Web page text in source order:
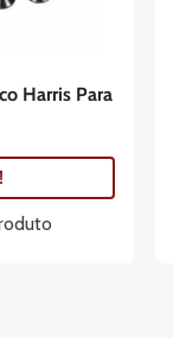
Harris Para